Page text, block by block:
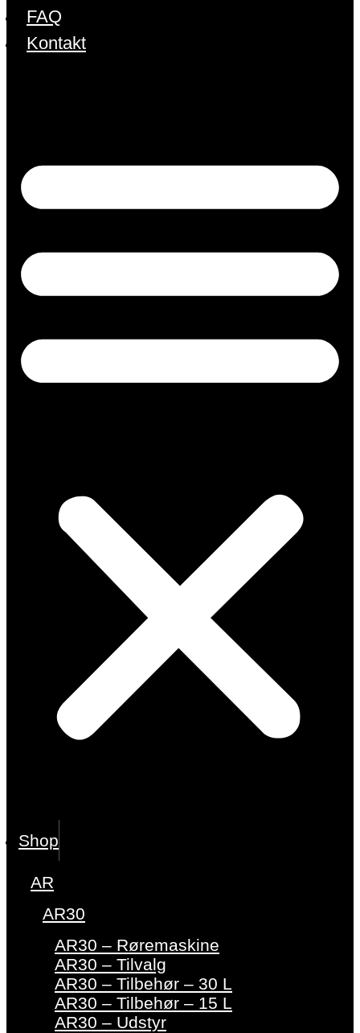
FAQ
Kontakt
Shop
AR
AR30
AR30 – Røremaskine
AR30 – Tilvalg
AR30 – Tilbehør – 30 L
AR30 – Tilbehør – 15 L
AR30 – Udstyr